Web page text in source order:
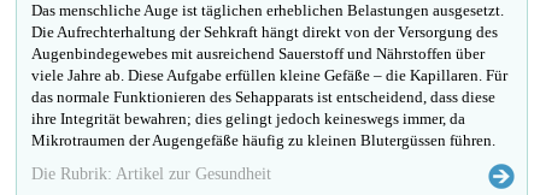
Das menschliche Auge ist täglichen erheblichen Belastungen ausgesetzt.
Die Aufrechterhaltung der Sehkraft hängt direkt von der Versorgung des
Augenbindegewebes mit ausreichend Sauerstoff und Nährstoffen über
viele Jahre ab. Diese Aufgabe erfüllen kleine Gefäße – die Kapillaren. Für
das normale Funktionieren des Sehapparats ist entscheidend, dass diese
ihre Integrität bewahren; dies gelingt jedoch keineswegs immer, da
Mikrotraumen der Augengefäße häufig zu kleinen Blutergüssen führen.
Die Rubrik: Artikel zur Gesundheit